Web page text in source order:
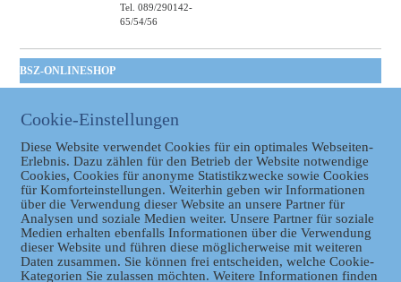
Tel. 089/290142-
65/54/56
BSZ-ONLINESHOP
Taschenbuch
GVBl | Einbanddecke
Datenschutz
Cookie-Einstellungen
Diese Website verwendet Cookies für ein optimales Webseiten-
Erlebnis. Dazu zählen für den Betrieb der Website notwendige
Cookies, Cookies für anonyme Statistikzwecke sowie Cookies
für Komforteinstellungen. Weiterhin geben wir Informationen
über die Verwendung dieser Website an unsere Partner für
Analysen und soziale Medien weiter. Unsere Partner für soziale
Medien erhalten ebenfalls Informationen über die Verwendung
dieser Website und führen diese möglicherweise mit weiteren
Daten zusammen. Sie können frei entscheiden, welche Cookie-
Kategorien Sie zulassen möchten. Weitere Informationen finden